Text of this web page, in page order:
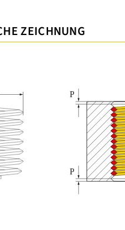
ZEICHNUNG